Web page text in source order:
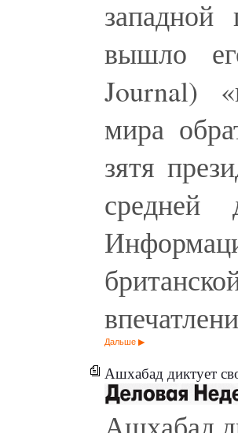
вышло
Journal)
мира
зятя
средней
Дальше
Ашхабад диктует